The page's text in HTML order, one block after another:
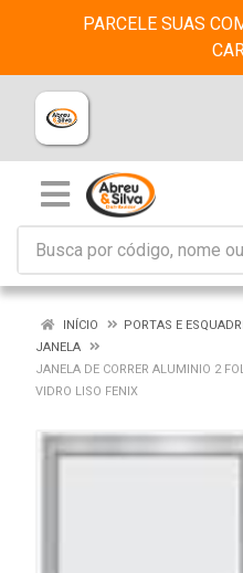
PARCELE SUAS
INÍCIO
PORTAS E
JANELA
JANELA DE CORRER ALUMINIO 2
VIDRO LISO FENIX